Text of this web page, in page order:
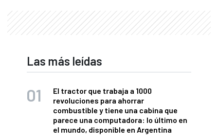
Las más leídas
El tractor que trabaja a 1000
revoluciones para ahorrar
combustible y tiene una cabina que
parece una computadora: lo último en
el mundo, disponible en Argentina